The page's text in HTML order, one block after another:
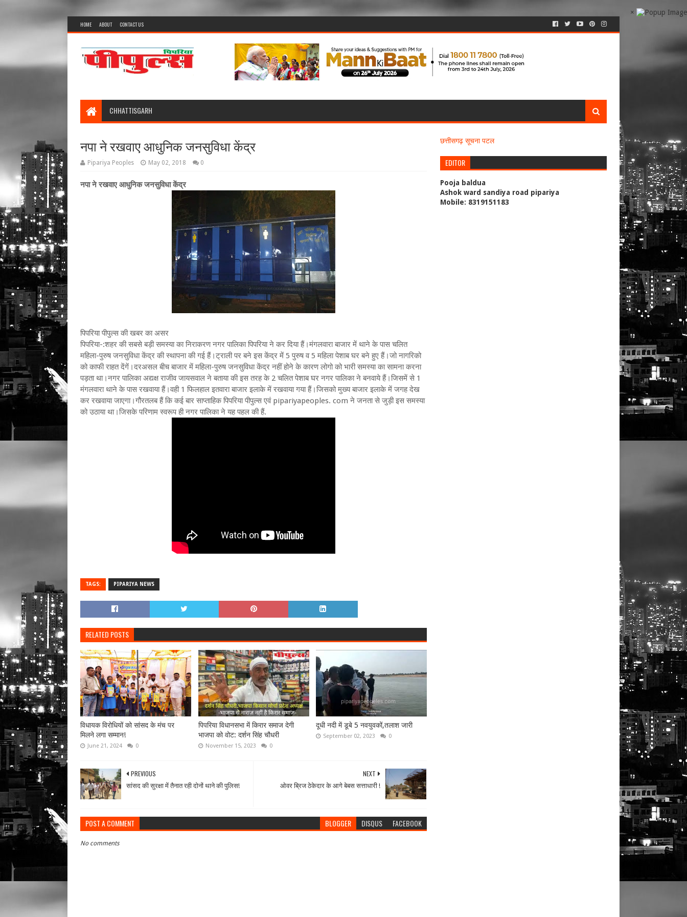
×
HOME ABOUT CONTACT US
CHHATTISGARH
नपा ने रखवाए आधुनिक जनसुविधा केंद्र
Pipariya Peoples May 02, 2018 0
नपा ने रखवाए आधुनिक जनसुविधा केंद्र
पिपरिया पीपुल्स की खबर का असर
पिपरिया-:शहर की सबसे बड़ी समस्या का निराकरण नगर पालिका पिपरिया ने कर दिया हैं।मंगलवारा बाजार में थाने के पास चलित
महिला-पुरुष जनसुविधा केंद्र की स्थापना की गई हैं।ट्राली पर बने इस केंद्र में 5 पुरुष व 5 महिला पेशाब घर बने हुए हैं।जो नागरिको
को काफी राहत देंगें।दरअसल बीच बाजार में महिला-पुरुष जनसुविधा केंद्र नहीं होने के कारण लोगो को भारी समस्या का सामना करना
पड़ता था।नगर पालिका अद्यक्ष राजीव जायसवाल ने बताया की इस तरह के 2 चलित पेशाब घर नगर पालिका ने बनवाये हैं।जिसमें से 1
मंगलवारा थाने के पास रखवाया हैं।वही 1 फिलहाल इतवारा बाजार इलाके में रखवाया गया हैं।जिसको मुख्य बाजार इलाके में जगह देख
कर रखवाया जाएगा।गौरतलब हैं कि कई बार साप्ताहिक पिपरिया पीपुल्स एवं pipariyapeoples. com ने जनता से जुड़ी इस समस्या
को उठाया था।जिसके परिणाम स्वरूप ही नगर पालिका ने यह पहल की हैं.
TAGS: PIPARIYA NEWS
RELATED POSTS
विधायक विरोधियों को सांसद के मंच पर
मिलने लगा सम्मान!
June 21, 2024 0
पिपरिया विधानसभा में किरार समाज देगी
भाजपा को वोट: दर्शन सिंह चौधरी
November 15, 2023 0
दूधी नदी में डूबे 5 नवयुवकों,तलाश जारी
September 02, 2023 0
NEXT
ओवर ब्रिज ठेकेदार के आगे बेबस सत्ताधारी !
PREVIOUS
सांसद की सुरक्षा में तैनात रही दोनों थाने की पुलिस!
POST A COMMENT BLOGGER DISQUS FACEBOOK
No comments
छत्तीसगढ़ सूचना पटल
EDITOR
Pooja baldua
Ashok ward sandiya road pipariya
Mobile: 8319151183